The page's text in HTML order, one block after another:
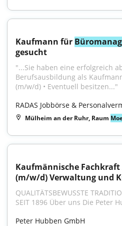
Kaufmann für
gesucht
"...Sie haben eine erfolgreich
Berufsausbildung als
(m/w/d) • Eventuell besitzen..."
RADAS Jobbörse &
Mülheim an der Ruhr, Raum
Kaufmännische
(m/w/d) Verwaltung und
QUALITÄTSBEWUSSTE
SEIT 1896 Über uns Die Peter
Peter Hubben GmbH